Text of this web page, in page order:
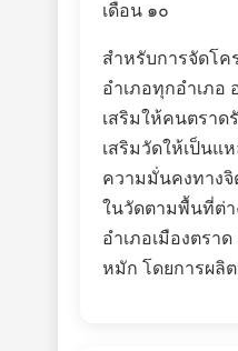
เดือน ๑๐
สำหรับการจัดโ
อำเภอทุกอำเภอ
เสริมให้คนตรา
เสริมวัดให้เป็นแ
ความมั่นคงทาง
ในวัดตามพื้นที่ต่า
อำเภอเมืองตรา
หมัก โดยการผลิ